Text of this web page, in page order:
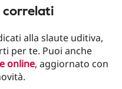
alla slaute uditiva,
per te. Puoi anche
online, aggiornato con